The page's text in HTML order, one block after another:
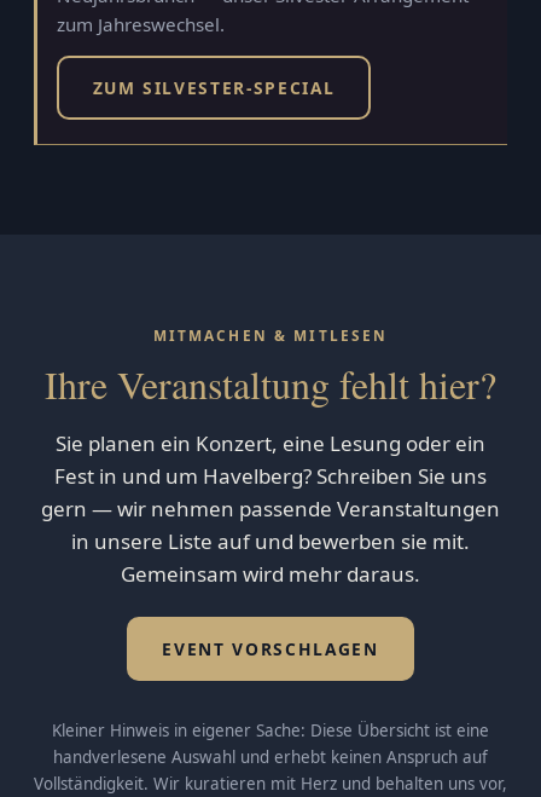
zum Jahreswechsel.
ZUM SILVESTER-SPECIAL
MITMACHEN & MITLESEN
Ihre Veranstaltung fehlt hier?
Sie planen ein Konzert, eine Lesung oder ein
Fest in und um Havelberg? Schreiben Sie uns
gern — wir nehmen passende Veranstaltungen
in unsere Liste auf und bewerben sie mit.
Gemeinsam wird mehr daraus.
EVENT VORSCHLAGEN
Kleiner Hinweis in eigener Sache: Diese Übersicht ist eine
handverlesene Auswahl und erhebt keinen Anspruch auf
Vollständigkeit. Wir kuratieren mit Herz und behalten uns vor,